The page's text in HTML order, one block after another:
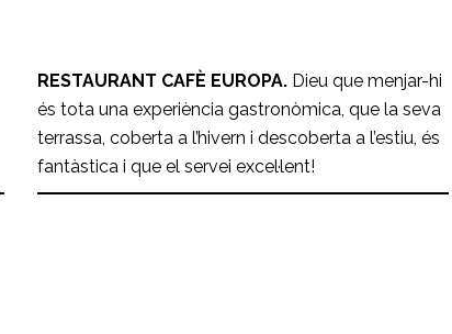
RESTAURANT CAFÈ EUROPA. Dieu que menjar-hi
és tota una experiència gastronòmica, que la seva
terrassa, coberta a l’hivern i descoberta a l’estiu, és
fantàstica i que el servei excel·lent!